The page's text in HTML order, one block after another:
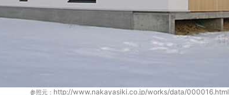
参照元： http://www.nakayasiki.co.jp/works/data/000016.html